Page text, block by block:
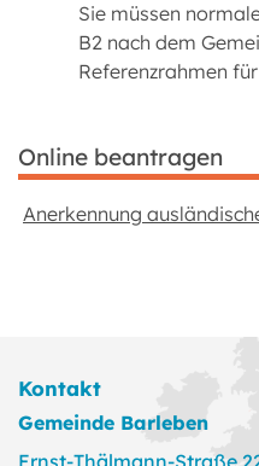
Sie müssen
B2 nach dem
Referenzrahmen
Online beantragen
Anerkennung
Kontakt
Gemeinde Barleben